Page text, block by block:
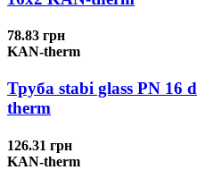
78.83 грн
KAN-therm
Труба stabi glass PN 16
therm
126.31 грн
KAN-therm